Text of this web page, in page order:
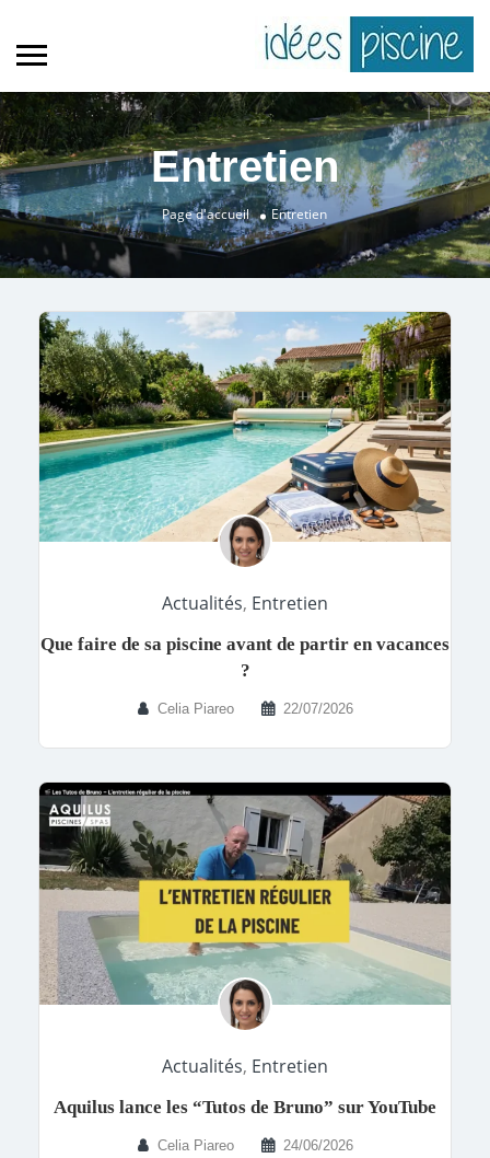
Entretien
Page d'accueil Entretien
Actualités, Entretien
Que faire de sa piscine avant de partir en vacances
?
Celia Piareo 22/07/2026
Actualités, Entretien
Aquilus lance les “Tutos de Bruno” sur YouTube
Celia Piareo 24/06/2026